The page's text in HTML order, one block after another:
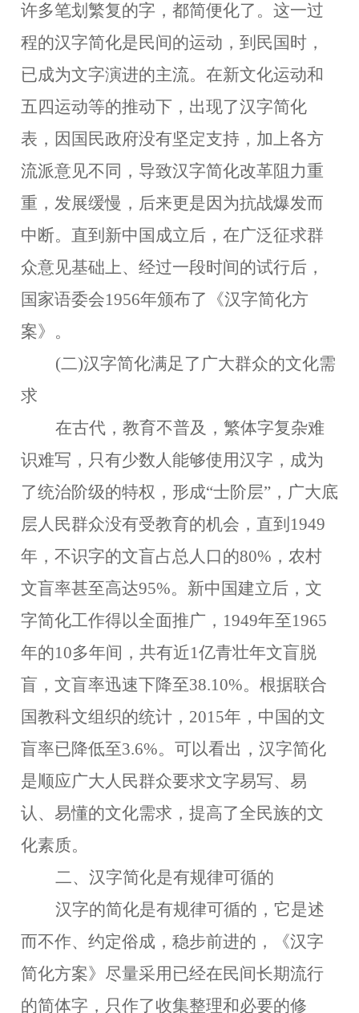
许多笔划繁复的字，都简便化了。这一过
程的汉字简化是民间的运动，到民国时，
已成为文字演进的主流。 在新文化运动和
五四运动等的推动下 ，出现了汉字简化
表，因国民政府没有坚定支持，加上各方
流派意见不同，导致汉字简化改革阻力重
重，发展缓慢，后来更是因为抗战爆发而
中断。 直到新中国成立后，在广泛征求群
众意见基础上、经过一段时间的试行后，
国家语委会1956年颁布了《汉字简化方
案》。
(二)汉字简化满足了广大群众的文化需
求
在古代，教育不普及，繁体字复杂难
识难写，只有少数人能够使用汉字，成为
了统治阶级的特权，形成“士阶层”，广大底
层人民群众没有受教育的机会，直到1949
年，不识字的文盲占总人口的80%，农村
文盲率甚至高达95%。新中国建立后，文
字简化工作得以全面推广，1949年至1965
年的10多年间，共有近1亿青壮年文盲脱
盲，文盲率迅速下降至38.10%。根据联合
国教科文组织的统计，2015年，中国的文
盲率已降低至3.6%。可以看出，汉字简化
是顺应广大人民群众要求文字易写、易
认、易懂的文化需求，提高了全民族的文
化素质。
二、 汉字简化是有规律可循的
汉字的简化是有规律可循的，它是述
而不作、约定俗成，稳步前进的，
《汉字
简化方案》 尽量采用已经在民间长期流行
的简体字，只作了收集整理和必要的修